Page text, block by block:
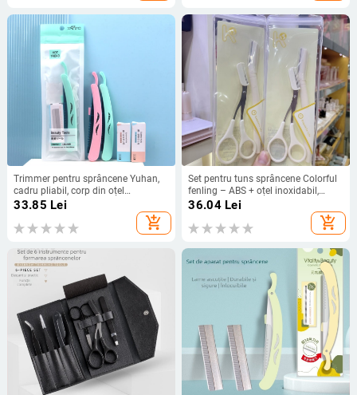
Craftsman of craftsmen
Trimmer pentru sprâncene Yuhan,
cadru pliabil, corp din oțel
inoxidabil, 5 lame incluse
33.85 Lei
add_shopping_cart
Set pentru tuns sprâncene Colorful
fenling – ABS + oțel inoxidabil,
Model F6040, Origine Guangzhou
36.04Lei
add_shopping_cart